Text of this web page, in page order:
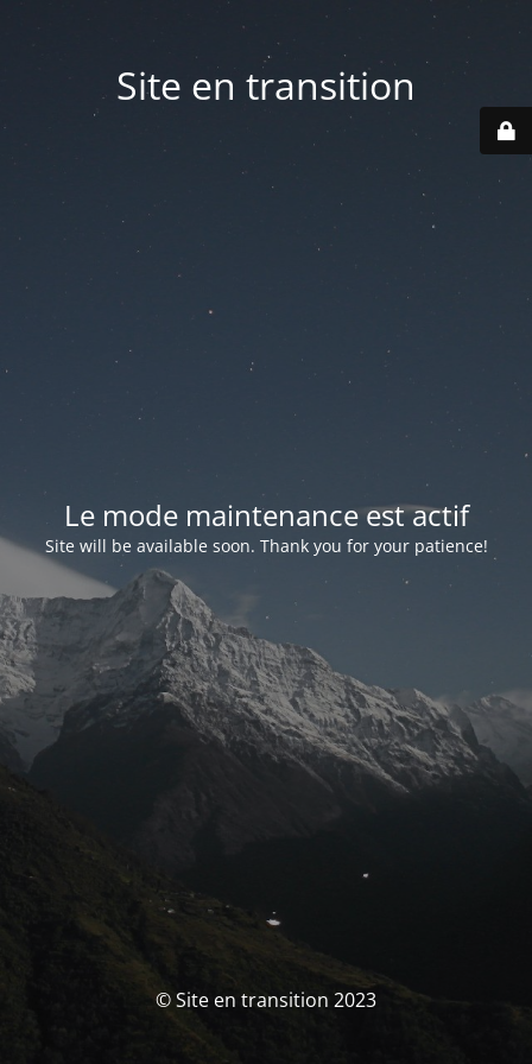
Site en transition
Le mode maintenance est actif
Site will be available soon. Thank you for your patience!
© Site en transition 2023